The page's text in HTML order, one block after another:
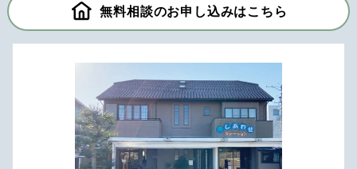
無料相談のお申し込みはこちら